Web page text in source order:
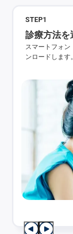
STEP1
診療方法を
スマートフォ
ンロードします。